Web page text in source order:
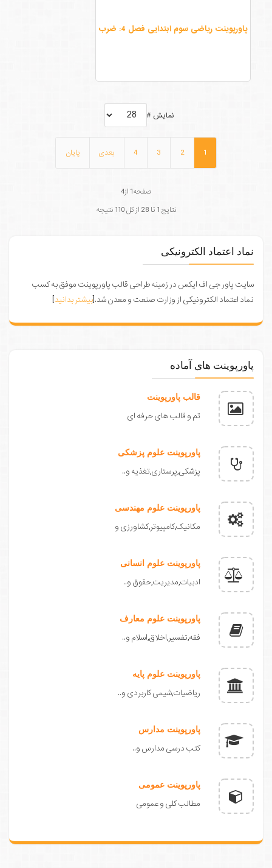
پاورپوینت ریاضی سوم ابتدایی فصل 4: ضرب
نمایش #
1
2
3
4 بعدی پایان
صفحه1 از4
نتایج 1 تا 28 از کل 110 نتیجه
نماد اعتماد الکترونیکی
سایت پاور جی اف ایکس در زمینه طراحی قالب پاورپوینت موفق به کسب
نماد اعتماد الکترونیکی از وزارت صنعت و معدن شد.[بیشتر بدانید]
پاورپوینت های آماده
قالب پاورپوینت
تم و قالب های حرفه ای
پاورپوینت علوم پزشکی
پزشکی,پرستاری,تغذیه و..
پاورپوینت علوم مهندسی
مکانیک,کامپیوتر,کشاورزی و
پاورپوینت علوم انسانی
ادبیات,مدیریت,حقوق و..
پاورپوینت علوم معارف
فقه,تفسیر,اخلاق,اسلام و..
پاورپوینت علوم پایه
ریاضیات,شیمی کاربردی و..
پاورپوینت مدارس
کتب درسی مدارس و..
پاورپوینت عمومی
مطالب کلی و عمومی